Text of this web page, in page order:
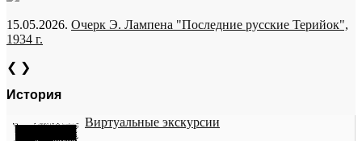
15.05.2026. Очерк Э. Лампена "Последние русские Терийок",
1934 г.
❮ ❯
История
Виртуальные экскурсии